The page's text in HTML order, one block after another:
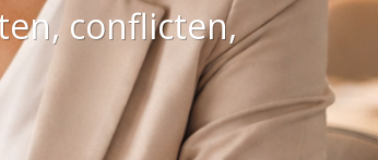
conflicten,